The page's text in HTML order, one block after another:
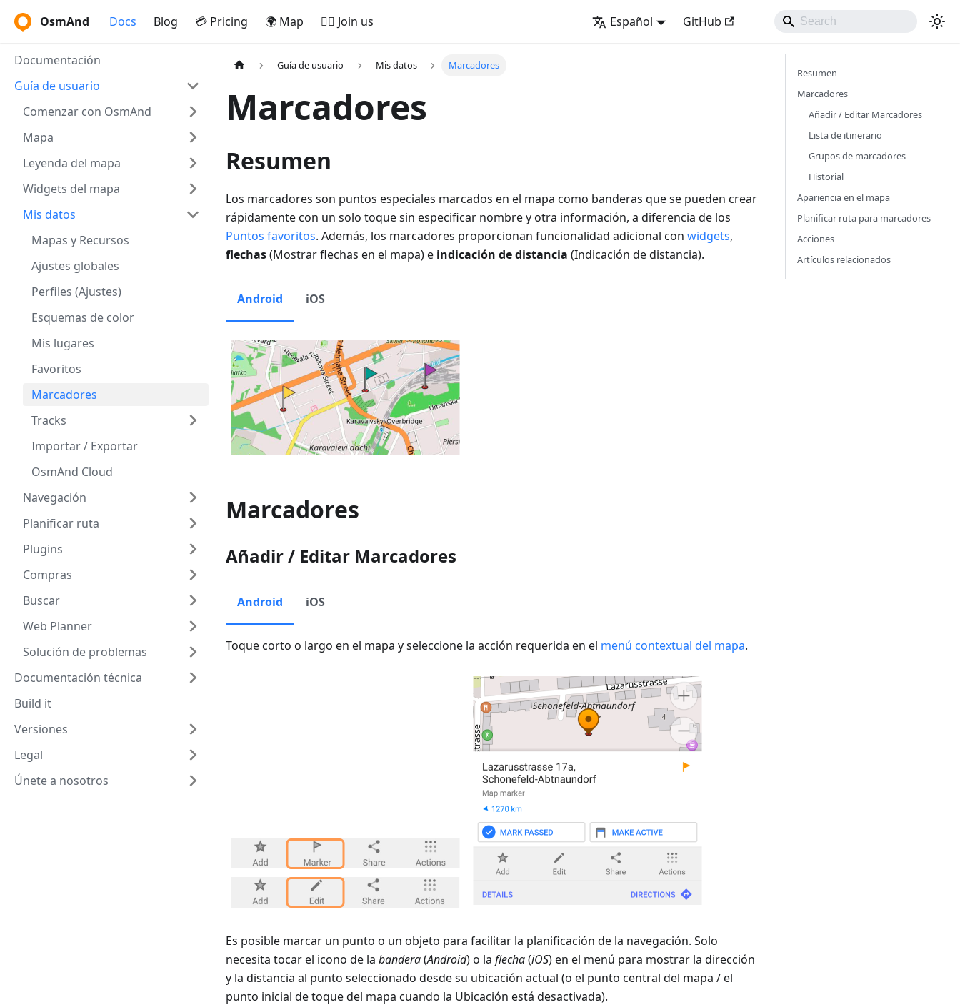
OsmAnd Docs Blog 💳 Pricing 🌍 Map 🚵‍♂️ Join us Español GitHub
Documentación
Guía de usuario
Comenzar con OsmAnd
Mapa
Leyenda del mapa
Widgets del mapa
Mis datos
Mapas y Recursos
Ajustes globales
Perfiles (Ajustes)
Esquemas de color
Mis lugares
Favoritos
Marcadores
Tracks
Importar / Exportar
OsmAnd Cloud
Navegación
Planificar ruta
Plugins
Compras
Buscar
Web Planner
Solución de problemas
Documentación técnica
Build it
Versiones
Legal
Únete a nosotros
Guía de usuario Mis datos Marcadores
Marcadores
Resumen
Los marcadores son puntos especiales marcados en el mapa como banderas que se pueden crear
rápidamente con un solo toque sin especificar nombre y otra información, a diferencia de los
Puntos favoritos. Además, los marcadores proporcionan funcionalidad adicional con widgets,
flechas(Mostrar flechas en el mapa) e indicación de distancia (Indicación de distancia).
Android iOS
Marcadores
Añadir / Editar Marcadores
Android iOS
Toque corto o largo en el mapa y seleccione la acción requerida en el menú contextual del mapa.
Es posible marcar un punto o un objeto para facilitar la planificación de la navegación. Solo
necesita tocar el icono de la bandera(Android) o la flecha(iOS) en el menú para mostrar la dirección
y la distancia al punto seleccionado desde su ubicación actual (o el punto central del mapa / el
punto inicial de toque del mapa cuando la Ubicación está desactivada).
Resumen
Marcadores
Añadir / Editar Marcadores
Lista de itinerario
Grupos de marcadores
Historial
Apariencia en el mapa
Planificar ruta para marcadores
Acciones
Artículos relacionados